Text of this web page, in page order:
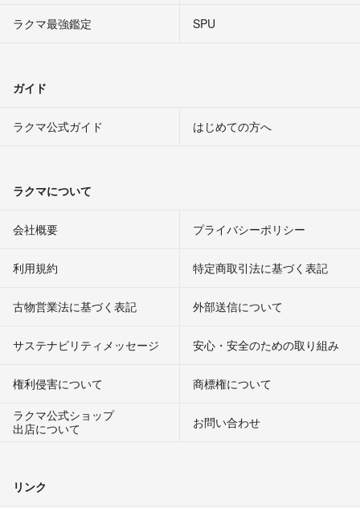
ラクマ最強鑑定
SPU
ガイド
ラクマ公式ガイド はじめての方へ
ラクマについて
会社概要 プライバシーポリシー
利用規約 特定商取引法に基づく表記
古物営業法に基づく表記 外部送信について
サステナビリティメッセージ 安心・安全のための取り組み
権利侵害について
商標権について
ラクマ公式ショップ
出店について
お問い合わせ
リンク